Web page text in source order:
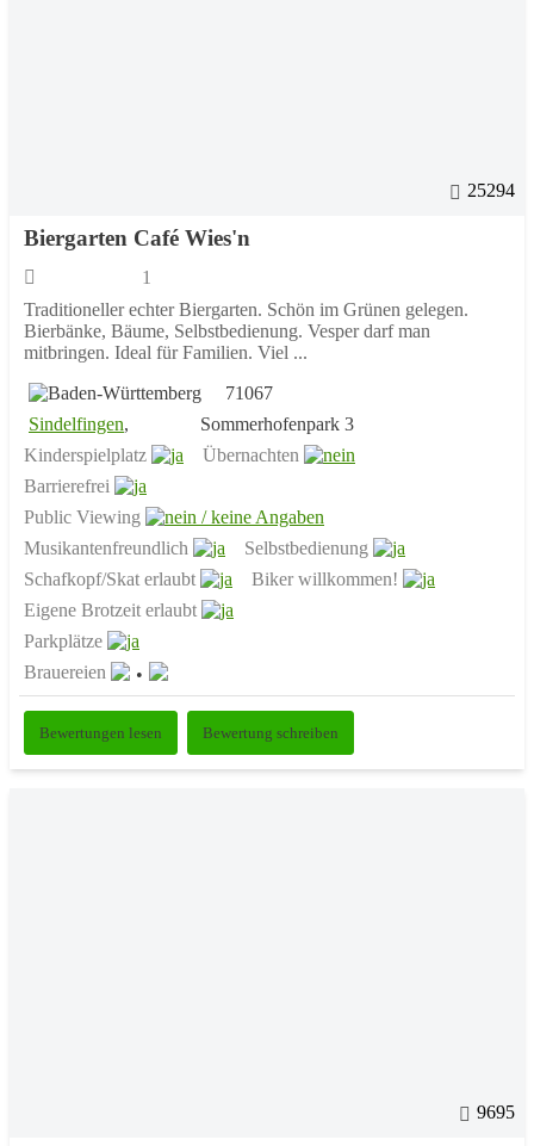
25294
Biergarten Café Wies'n
1
Traditioneller echter Biergarten. Schön im Grünen gelegen.
Bierbänke, Bäume, Selbstbedienung. Vesper darf man
mitbringen. Ideal für Familien. Viel ...
71067
Sindelfingen,
Sommerhofenpark 3
Kinderspielplatz
Übernachten
Barrierefrei
Public Viewing
Musikantenfreundlich
Selbstbedienung
Schafkopf/Skat erlaubt
Biker willkommen!
Eigene Brotzeit erlaubt
Parkplätze
Brauereien
Bewertungen lesen Bewertung schreiben
9695